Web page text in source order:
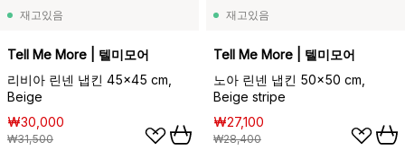
재고있음
Tell Me More | 텔미모어
리비아 린넨 냅킨 45x45 cm,
Beige
₩30,000
₩31,500
재고있음
Tell Me More | 텔미모어
노아 린넨 냅킨 50x50 cm,
Beige stripe
₩27,100
₩28,400